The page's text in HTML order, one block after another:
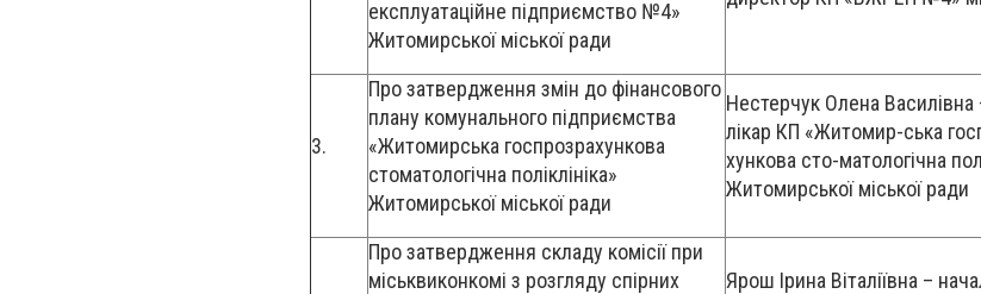
експлуатаційне підприємство №4»
Житомирської міської ради
3.
Про затвердження змін до фінансового
плану комунального підприємства
«Житомирська госпрозрахункова
стоматологічна поліклініка»
Житомирської міської ради
Нестерчук Олена Василівна
лікар КП «Житомир-ська
хункова сто-матологічна
Житомирської міської ради
Про затвердження складу комісії при
міськвиконкомі з розгляду спірних
Ярош Ірина Віталіївна –